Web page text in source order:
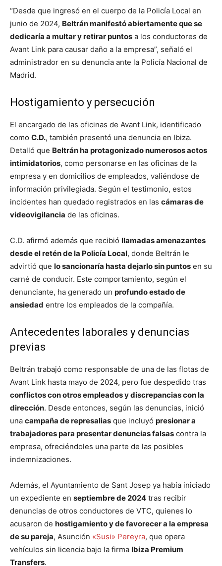
“Desde que ingresó en el cuerpo de la Policía Local en
junio de 2024, Beltrán manifestó abiertamente que se
dedicaría a multar y retirar puntos a los conductores de
Avant Link para causar daño a la empresa”, señaló el
administrador en su denuncia ante la Policía Nacional de
Madrid.
Hostigamiento y persecución
El encargado de las oficinas de Avant Link, identificado
como C.D., también presentó una denuncia en Ibiza.
Detalló que Beltrán ha protagonizado numerosos actos
intimidatorios, como personarse en las oficinas de la
empresa y en domicilios de empleados, valiéndose de
información privilegiada. Según el testimonio, estos
incidentes han quedado registrados en las cámaras de
videovigilancia de las oficinas.
C.D. afirmó además que recibió llamadas amenazantes
desde el retén de la Policía Local, donde Beltrán le
advirtió que lo sancionaría hasta dejarlo sin puntos en su
carné de conducir. Este comportamiento, según el
denunciante, ha generado un profundo estado de
ansiedad entre los empleados de la compañía.
Antecedentes laborales y denuncias
previas
Beltrán trabajó como responsable de una de las flotas de
Avant Link hasta mayo de 2024, pero fue despedido tras
conflictos con otros empleados y discrepancias con la
dirección. Desde entonces, según las denuncias, inició
una campaña de represalias que incluyó presionar a
trabajadores para presentar denuncias falsas contra la
empresa, ofreciéndoles una parte de las posibles
indemnizaciones.
Además, el Ayuntamiento de Sant Josep ya había iniciado
un expediente en septiembre de 2024 tras recibir
denuncias de otros conductores de VTC, quienes lo
acusaron de hostigamiento y de favorecer a la empresa
de su pareja, Asunción «Susi» Pereyra, que opera
vehículos sin licencia bajo la firma Ibiza Premium
Transfers.